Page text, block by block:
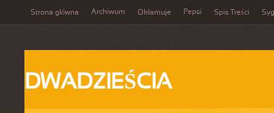
Strona główna Archiwum Okłamuje Pepsi Spis Treści
DWADZIEŚCIA